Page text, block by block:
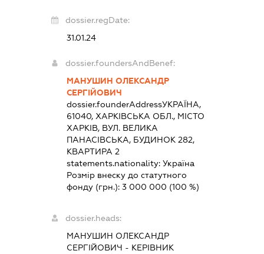
dossier.regDate:
31.01.24
dossier.foundersAndBenef:
МАНУШИН ОЛЕКСАНДР
СЕРГІЙОВИЧ
dossier.founderAddressУКРАЇНА,
61040, ХАРКІВСЬКА ОБЛ., МІСТО
ХАРКІВ, ВУЛ. ВЕЛИКА
ПАНАСІВСЬКА, БУДИНОК 282,
КВАРТИРА 2
statements.nationality: Україна
Розмір внеску до статутного
фонду (грн.): 3 000 000 (100 %)
dossier.heads:
МАНУШИН ОЛЕКСАНДР
СЕРГІЙОВИЧ - КЕРІВНИК